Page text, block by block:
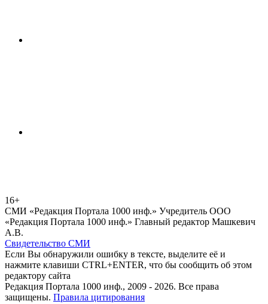
16+
СМИ «Редакция Портала 1000 инф.» Учредитель ООО
«Редакция Портала 1000 инф.» Главный редактор Машкевич
А.В.
Свидетельство СМИ
Если Вы обнаружили ошибку в тексте, выделите её и
нажмите клавиши CTRL+ENTER, что бы сообщить об этом
редактору сайта
Редакция Портала 1000 инф., 2009 - 2026. Все права
защищены. Правила цитирования